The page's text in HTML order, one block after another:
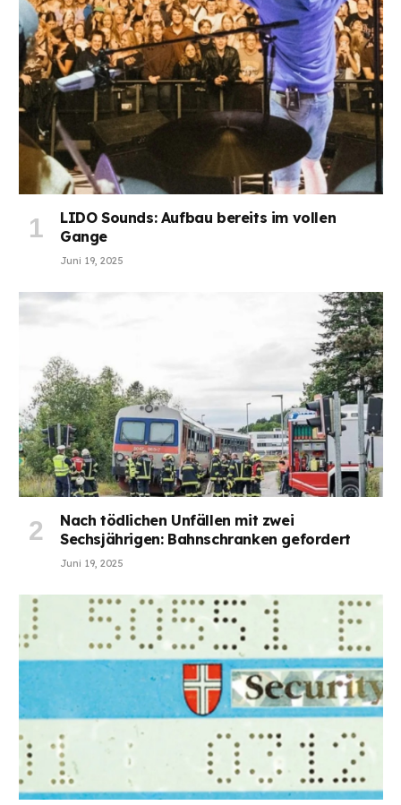
LIDO Sounds: Aufbau bereits im vollen
Gange
Juni 19, 2025
Nach tödlichen Unfällen mit zwei
Sechsjährigen: Bahnschranken gefordert
Juni 19, 2025